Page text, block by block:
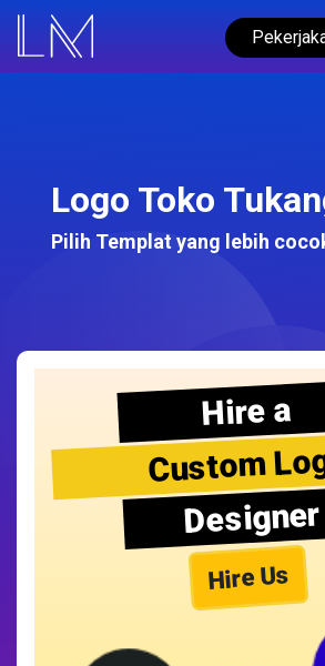
Logo Toko
Pilih Templat yang lebih
Hire a
Custom
Designer
Hire Us